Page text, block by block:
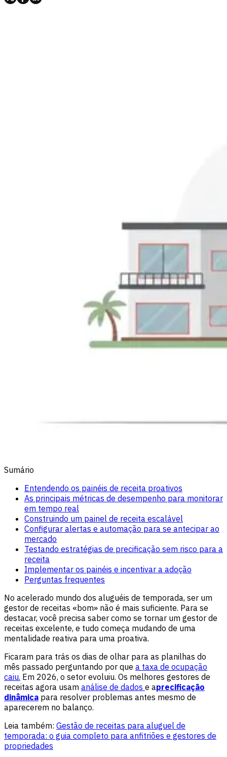
Sumário
Entendendo os painéis de receita proativos
As principais métricas de desempenho para monitorar
em tempo real
Construindo um painel de receita escalável
Configurar alertas e automação para se antecipar ao
mercado
Testando estratégias de precificação sem risco para a
receita
Implementar os painéis e incentivar a adoção
Perguntas frequentes
No acelerado mundo dos aluguéis de temporada, ser um
gestor de receitas «bom» não é mais suficiente. Para se
destacar, você precisa saber como se tornar um gestor de
receitas excelente, e tudo começa mudando de uma
mentalidade reativa para uma proativa.
Ficaram para trás os dias de olhar para as planilhas do
mês passado perguntando por que a taxa de ocupação
caiu. Em 2026, o setor evoluiu. Os melhores gestores de
receitas agora usam análise de dados e aprecificação
dinâmica para resolver problemas antes mesmo de
aparecerem no balanço.
Leia também: Gestão de receitas para aluguel de
temporada: o guia completo para anfitriões e gestores de
propriedades